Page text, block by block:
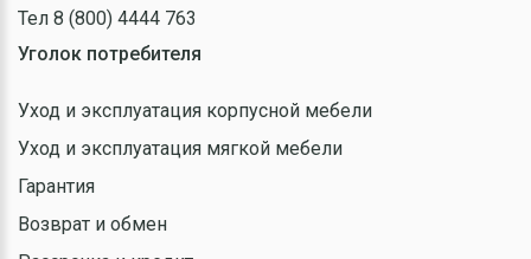
Тел 8 (800) 4444 763
Уголок потребителя
Уход и эксплуатация корпусной мебели
Уход и эксплуатация мягкой мебели
Гарантия
Возврат и обмен